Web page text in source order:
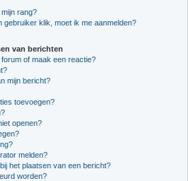
rang?
gebruiker klik, moet ik me aanmelden?
van berichten
of maak een reactie?
mijn bericht?
toevoegen?
openen?
melden?
het plaatsen van een bericht?
worden?